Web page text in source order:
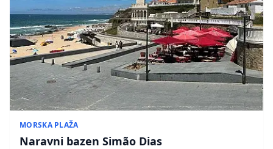
MORSKA PLAŽA
Naravni bazen Simão Dias